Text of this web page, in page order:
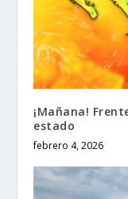
¡Mañana!
estado
febrero 4, 2026